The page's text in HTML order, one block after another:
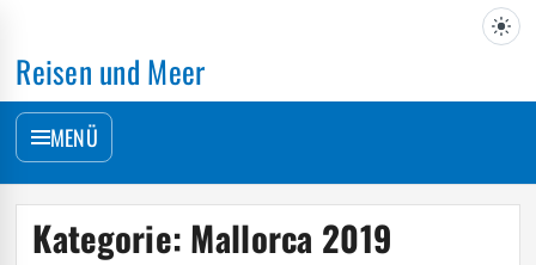
Reisen und Meer
MENÜ
Kategorie: Mallorca 2019